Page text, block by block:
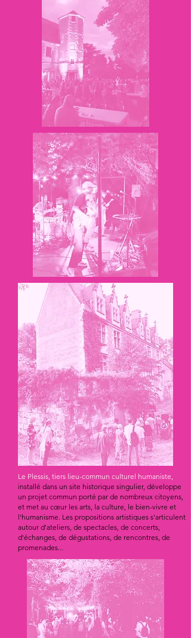
Le Plessis, tiers lieu-commun culturel humaniste,
installé dans un site historique singulier, développe
un projet commun porté par de nombreux citoyens,
et met au cœur les arts, la culture, le bien-vivre et
l'humanisme. Les propositions artistiques s'articulent
autour d'ateliers, de spectacles, de concerts,
d'échanges, de dégustations, de rencontres, de
promenades...